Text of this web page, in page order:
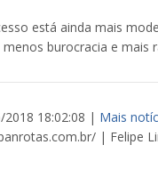
está ainda mais
burocracia e mais
2018 18:02:08 | Mais
| Felipe